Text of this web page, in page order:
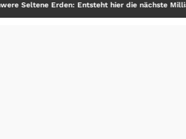
Erden: Entsteht hier die nächste Milliardenstory?